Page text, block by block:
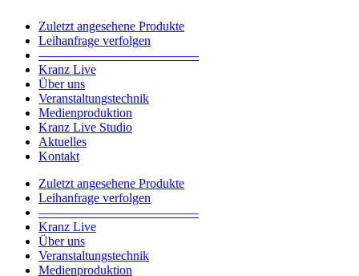
Zuletzt angesehene Produkte
Leihanfrage verfolgen
————————————–
Kranz Live
Über uns
Veranstaltungstechnik
Medienproduktion
Kranz Live Studio
Aktuelles
Kontakt
Zuletzt angesehene Produkte
Leihanfrage verfolgen
————————————–
Kranz Live
Über uns
Veranstaltungstechnik
Medienproduktion